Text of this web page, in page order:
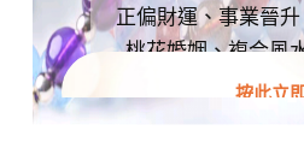
正偏財運、事業晉升
桃花婚姻、複合風
按此立